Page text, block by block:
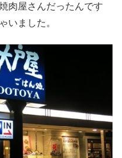
肉屋さんだったんです
いました。